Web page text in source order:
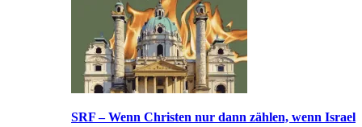
SRF – Wenn Christen nur dann zählen, wenn Israel